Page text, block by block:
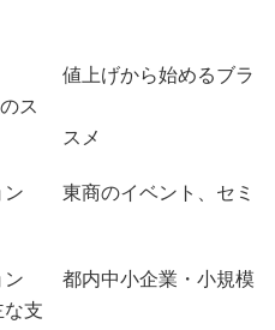
げから始めるブラ
ス
ン 東商のイベント、セミ
ン 都内中小企業・小規模
な支